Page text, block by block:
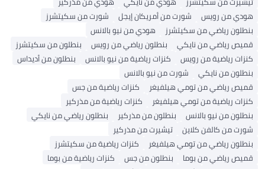
هودي من رويس
شورت من أمريكان إيجل
شورت من سكيتشرز
بنطلون رياضي من سكيتشرز
هودي من نيو بالانس
قميص رياضي من نايكي
بنطلون رياضي من رويس
بنطلون من سكيتشرز
كنزات رياضية من رويس
كنزات رياضية من نيو بالانس
بنطلون من أديداس
بنطلون من نايكي
شورت من نيو بالانس
قميص رياضي من تومي هيلفيغر
كنزات رياضية من جس
كنزات رياضية من تومي هيلفيغر
كنزات رياضية من مذركير
بنطلون من نيو بالانس
بنطلون من مذركير
بنطلون رياضي من نايكي
شورت من كالفن كلاين
تيشيرت من مذركير
بنطلون رياضي من تومي هيلفيغر
كنزات رياضية من سكيتشرز
قميص رياضي من بوما
بنطلون من جس
كنزات رياضية من بوما